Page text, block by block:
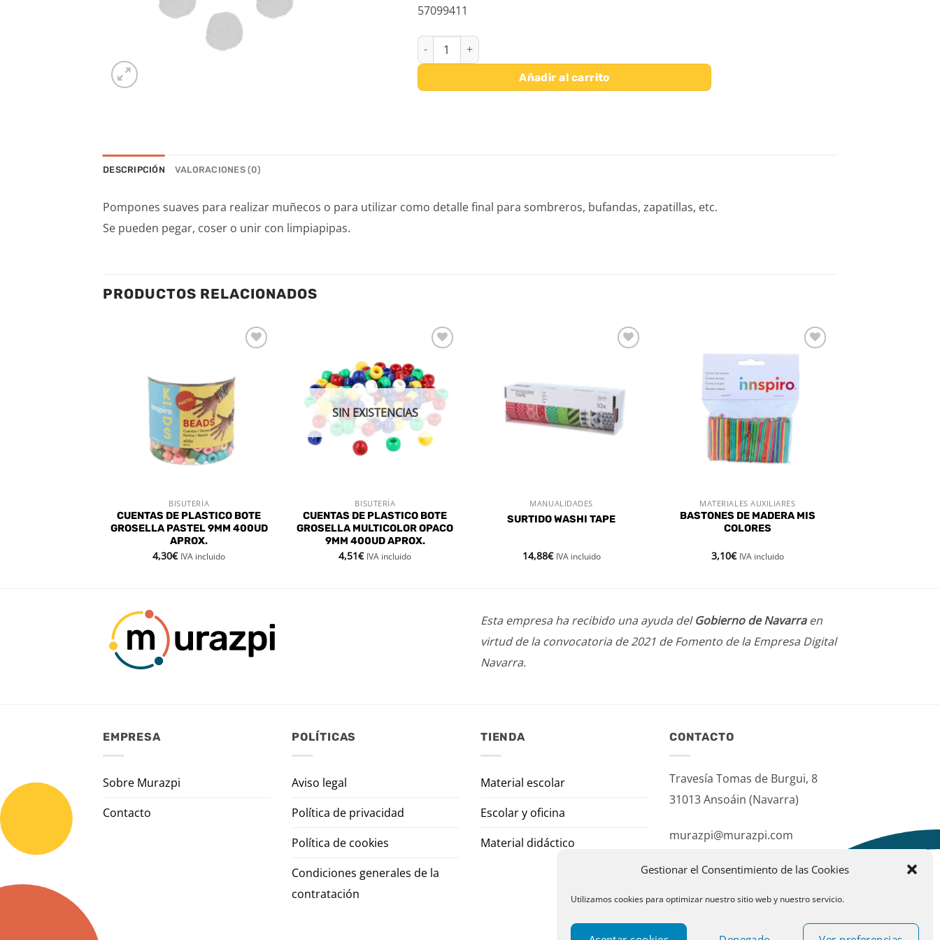
Gestionar el Consentimiento de las Cookies
Utilizamos cookies para optimizar nuestro sitio web y nuestro servicio.
57099411
POMPONES 25 MM BLANCO 50 UDS cantidad
Añadir al carrito
DESCRIPCIÓN VALORACIONES (0)
Pompones suaves para realizar muñecos o para utilizar como detalle final para sombreros, bufandas, zapatillas, etc.
Se pueden pegar, coser o unir con limpiapipas.
PRODUCTOS RELACIONADOS
VISTA RÁPIDA
BISUTERÍA
CUENTAS DE PLASTICO BOTE
GROSELLA PASTEL 9MM 400UD
APROX.
4,30€ IVA incluido
lista de
deseos
VISTA RÁPIDA
SIN EXISTENCIAS
BISUTERÍA
CUENTAS DE PLASTICO BOTE
GROSELLA MULTICOLOR OPACO
9MM 400UD APROX.
4,51€ IVA incluido
VISTA RÁPIDA
MANUALIDADES
SURTIDO WASHI TAPE
14,88€ IVA incluido
deseos
VISTA RÁPIDA
MATERIALES AUXILIARES
BASTONES DE MADERA MIS
COLORES
3,10€ IVA incluido
Esta empresa ha recibido una ayuda delGobierno de Navarraen
virtud de la convocatoria de 2021 de Fomento de la Empresa Digital
Navarra.
EMPRESA
Sobre Murazpi
Contacto
POLÍTICAS
Aviso legal
Política de privacidad
Política de cookies
Condiciones generales de la
contratación
TIENDA
Material escolar
Escolar y oficina
Material didáctico
CONTACTO
Travesía Tomas de Burgui, 8
31013 Ansoáin (Navarra)
murazpi@murazpi.com